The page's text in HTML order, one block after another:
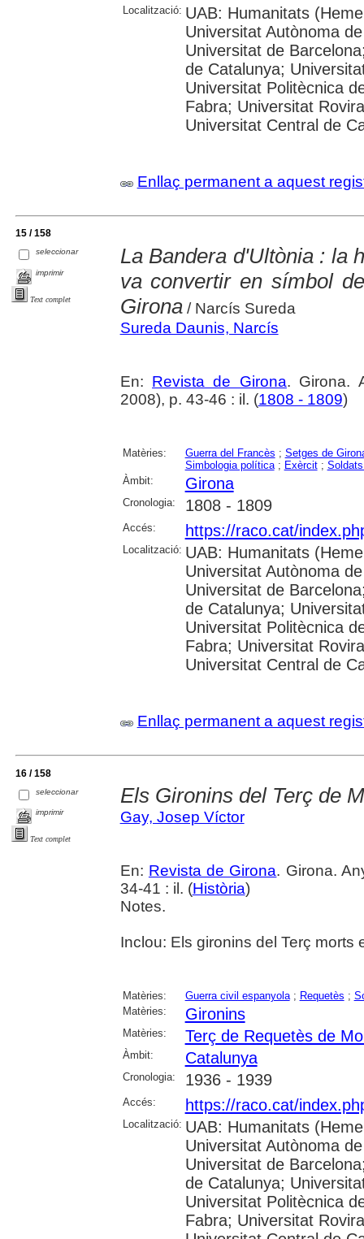
Localització: UAB: Humanitats
Universitat Autònoma
Universitat de
de Catalunya;
Universitat Politècnica
Fabra; Universitat
Universitat Central de
Enllaç permanent a aquest
15 / 158
seleccionar
imprimir
Text complet
La Bandera d'Ultònia : la
va convertir en símbol
Girona/ Narcís Sureda
Sureda Daunis, Narcís
En: Revista de Girona. Girona.
2008), p. 43-46 : il. (1808 - 1809)
Matèries: Guerra del Francès ; Setges de
Simbologia política; Exèrcit;
Àmbit:
Girona
Cronologia: 1808 - 1809
Accés: https://raco.cat/
Localització: UAB: Humanitats
Universitat Autònoma
Universitat de
de Catalunya;
Universitat Politècnica
Fabra; Universitat
Universitat Central de
Enllaç permanent a aquest
16 / 158
seleccionar
imprimir
Text complet
Els Gironins del Terç de
Gay, Josep Víctor
En: Revista de Girona. Girona.
34-41 : il. (Història)
Notes.
Inclou: Els gironins del Terç morts
Matèries: Guerra civil espanyola; Requetès ;
Matèries:
Gironins
Matèries: Terç de Requetès de
Àmbit: Catalunya
Cronologia: 1936 - 1939
Accés: https://raco.cat/
Localització: UAB: Humanitats
Universitat Autònoma
Universitat de
de Catalunya;
Universitat Politècnica
Fabra; Universitat